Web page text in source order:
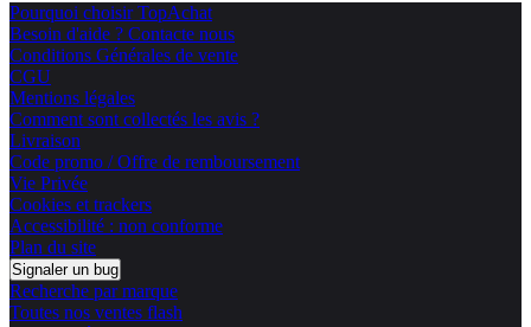
Pourquoi choisir TopAchat
Besoin d'aide ? Contacte nous
Conditions Générales de vente
CGU
Mentions légales
Comment sont collectés les avis ?
Livraison
Code promo / Offre de remboursement
Vie Privée
Cookies et trackers
Accessibilité : non conforme
Plan du site
Signaler un bug
Recherche par marque
Toutes nos ventes flash